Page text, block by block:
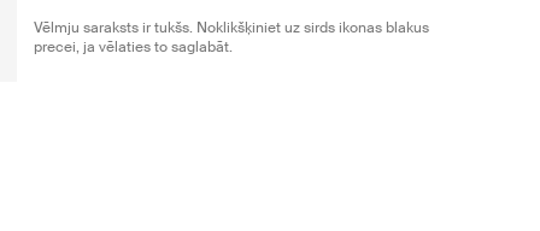
Vēlmju saraksts ir tukšs. Noklikšķiniet uz sirds ikonas blakus
precei, ja vēlaties to saglabāt.